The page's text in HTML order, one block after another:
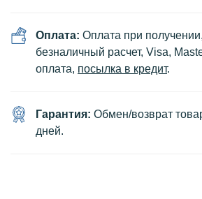
Оплата: Оплата при
безналичный расчет, Visa,
оплата, посылка в кредит.
Гарантия: Обмен/возврат
дней.